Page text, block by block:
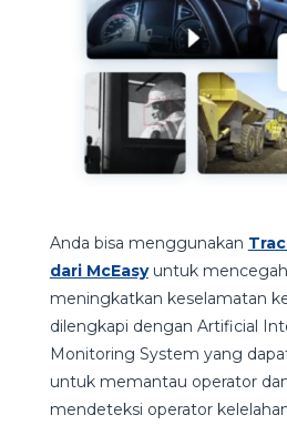
Anda bisa menggunakan
dari McEasyuntuk mencegah
meningkatkan keselamatan
dilengkapi dengan Artificial
Monitoring System yang
untuk memantau operator
mendeteksi operator